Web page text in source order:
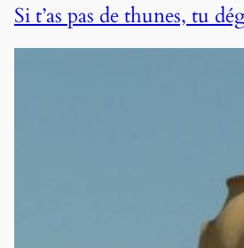
Si t’as pas de thunes, tu